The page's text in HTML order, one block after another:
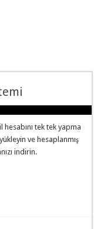
hesabını tek tek yapma
ve hesaplanmış
indirin.